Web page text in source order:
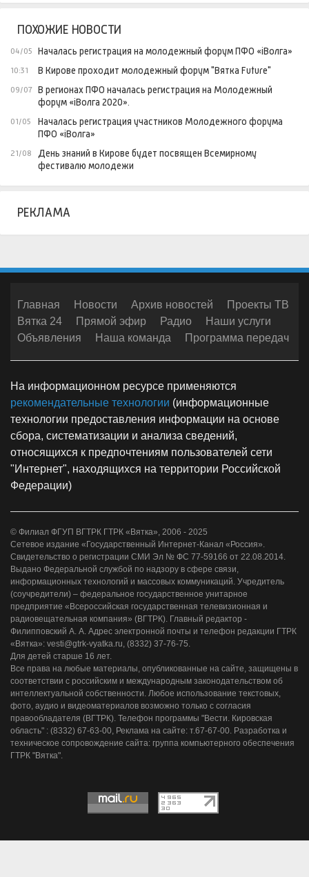
ПОХОЖИЕ НОВОСТИ
04/05 Началась регистрация на молодежный форум ПФО «iВолга»
10:31 В Кирове проходит молодежный форум "Вятка Future"
09/07 В регионах ПФО началась регистрация на Молодежный
форум «iВолга 2020».
01/05
Началась регистрация участников Молодежного форума
ПФО «iВолга»
21/08
День знаний в Кирове будет посвящен Всемирному
фестивалю молодежи
РЕКЛАМА
Главная Новости Архив новостей
Проекты ТВ
Вятка 24
Прямой эфир Радио
Наши услуги
Объявления
Наша команда Программа передач
На информационном ресурсе применяются
рекомендательные технологии (информационные
технологии предоставления информации на основе
сбора, систематизации и анализа сведений,
относящихся к предпочтениям пользователей сети
"Интернет", находящихся на территории Российской
Федерации)
© Филиал ФГУП ВГТРК ГТРК «Вятка», 2006 - 2025
Сетевое издание «Государственный Интернет-Канал «Россия».
Свидетельство о регистрации СМИ Эл № ФС 77-59166 от 22.08.2014.
Выдано Федеральной службой по надзору в сфере связи,
информационных технологий и массовых коммуникаций. Учредитель
(соучредители) – федеральное государственное унитарное
предприятие «Всероссийская государственная телевизионная и
радиовещательная компания» (ВГТРК). Главный редактор -
Филипповский А. А. Адрес электронной почты и телефон редакции ГТРК
«Вятка»: vesti@gtrk-vyatka.ru, (8332) 37-76-75.
Для детей старше 16 лет.
Все права на любые материалы, опубликованные на сайте, защищены в
соответствии с российским и международным законодательством об
интеллектуальной собственности. Любое использование текстовых,
фото, аудио и видеоматериалов возможно только с согласия
правообладателя (ВГТРК). Телефон программы "Вести. Кировская
область" : (8332) 67-63-00, Реклама на сайте: т.67-67-00. Разработка и
техническое сопровождение сайта: группа компьютерного обеспечения
ГТРК "Вятка".